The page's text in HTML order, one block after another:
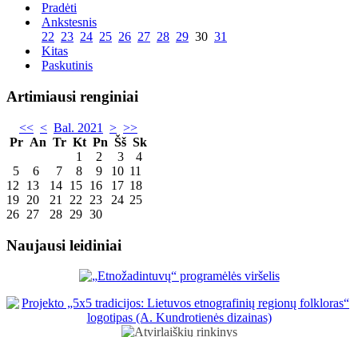
Pradėti
Ankstesnis
22 23 24 25 26 27 28 29 30 31
Kitas
Paskutinis
Artimiausi renginiai
<< < Bal. 2021 > >>
Pr An Tr Kt Pn Šš Sk
1
2 3
4
5
6 7 8 9 10 11
12
13 14 15 16 17 18
19 20 21 22 23 24 25
26 27 28 29 30
Naujausi leidiniai